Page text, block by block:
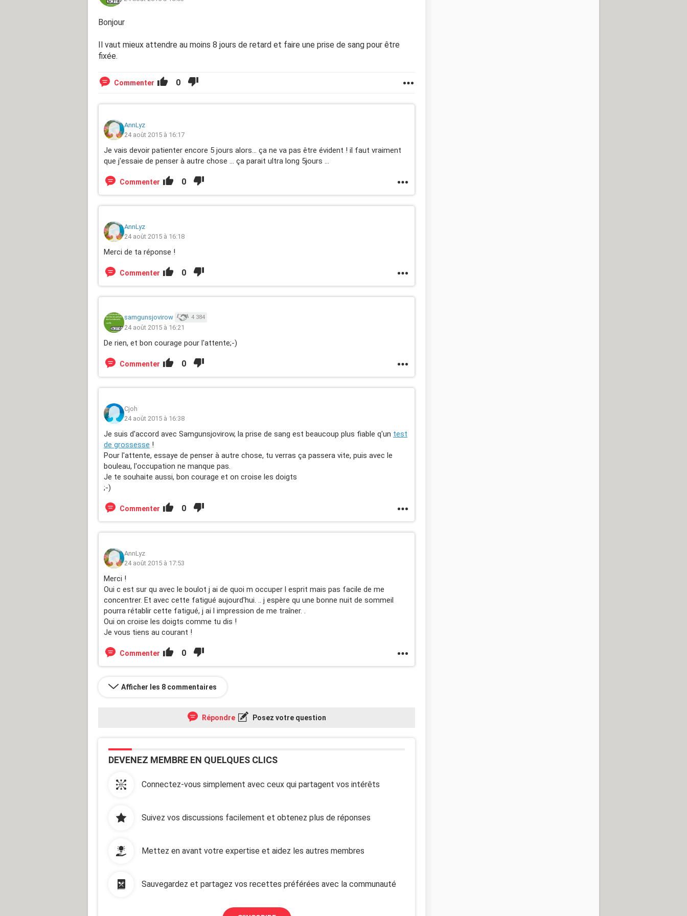
Bonjour
Il vaut mieux attendre au moins 8 jours de retard et faire une prise de sang pour être
fixée.
Commenter 0
AnnLyz
24 août 2015 à 16:17
Je vais devoir patienter encore 5 jours alors... ça ne va pas être évident ! il faut vraiment
que j'essaie de penser à autre chose ... ça parait ultra long 5jours ...
Commenter 0
AnnLyz
24 août 2015 à 16:18
Merci de ta réponse !
Commenter 0
samgunsjovirow 4 384
24 août 2015 à 16:21
De rien, et bon courage pour l'attente;-)
Commenter 0
Cjoh
24 août 2015 à 16:38
Je suis d'accord avec Samgunsjovirow, la prise de sang est beaucoup plus fiable q'un test
de grossesse !
Pour l'attente, essaye de penser à autre chose, tu verras ça passera vite, puis avec le
bouleau, l'occupation ne manque pas.
Je te souhaite aussi, bon courage et on croise les doigts
;-)
Commenter 0
AnnLyz
24 août 2015 à 17:53
Merci !
Oui c est sur qu avec le boulot j ai de quoi m occuper l esprit mais pas facile de me
concentrer. Et avec cette fatigué aujourd'hui. .. j espère qu une bonne nuit de sommeil
pourra rétablir cette fatigué, j ai l impression de me traîner. .
Oui on croise les doigts comme tu dis !
Je vous tiens au courant !
Commenter 0
Afficher les 8 commentaires
Répondre Posez votre question
DEVENEZ MEMBRE EN QUELQUES CLICS
Connectez-vous simplement avec ceux qui partagent vos intérêts
Suivez vos discussions facilement et obtenez plus de réponses
Mettez en avant votre expertise et aidez les autres membres
Sauvegardez et partagez vos recettes préférées avec la communauté